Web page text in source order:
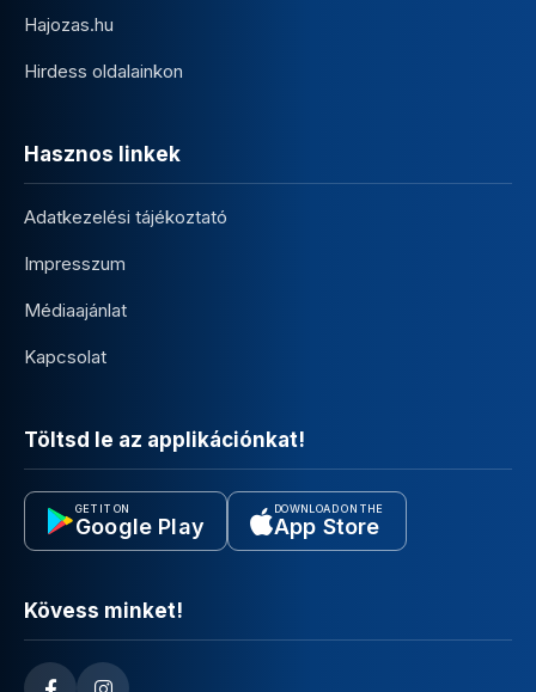
Hajozas.hu
Hirdess oldalainkon
Hasznos linkek
Adatkezelési tájékoztató
Impresszum
Médiaajánlat
Kapcsolat
Töltsd le az applikációnkat!
GET IT ON
Google Play
DOWNLOAD ON THE
App Store
Kövess minket!